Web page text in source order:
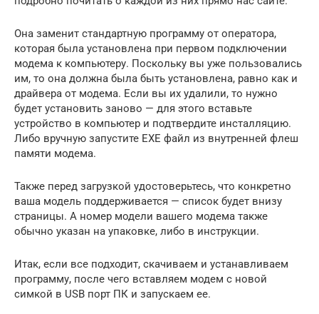
Она заменит стандартную программу от оператора,
которая была установлена при первом подключении
модема к компьютеру. Поскольку вы уже пользовались
им, то она должна была быть установлена, равно как и
драйвера от модема. Если вы их удалили, то нужно
будет установить заново — для этого вставьте
устройство в компьютер и подтвердите инсталляцию.
Либо вручную запустите EXE файл из внутренней флеш
памяти модема.
Также перед загрузкой удостоверьтесь, что конкретно
ваша модель поддерживается — список будет внизу
страницы. А номер модели вашего модема также
обычно указан на упаковке, либо в инструкции.
Итак, если все подходит, скачиваем и устанавливаем
программу, после чего вставляем модем с новой
симкой в USB порт ПК и запускаем ее.